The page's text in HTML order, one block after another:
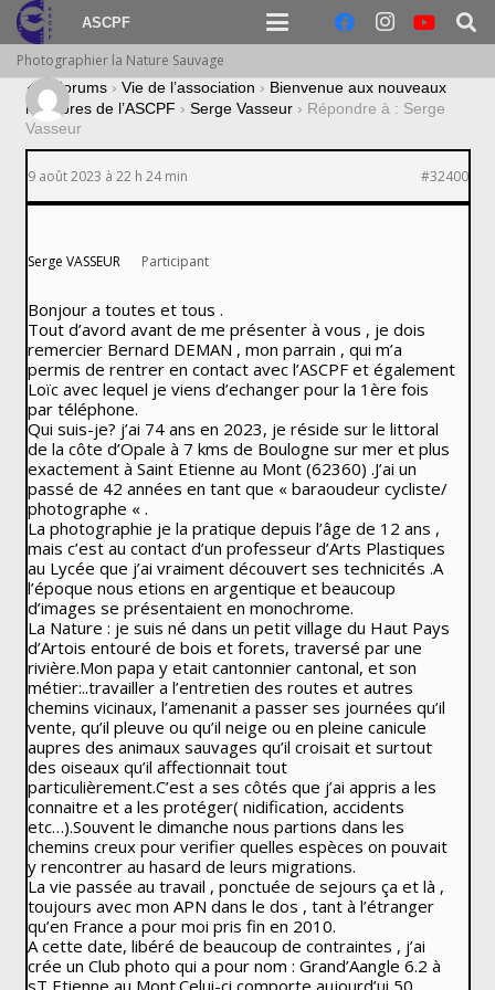
ASCPF
Photographier la Nature Sauvage
› Forums › Vie de l’association › Bienvenue aux nouveaux
membres de l’ASCPF › Serge Vasseur › Répondre à : Serge
Vasseur
9 août 2023 à 22 h 24 min #32400
Serge VASSEUR Participant
Bonjour a toutes et tous .
Tout d’avord avant de me présenter à vous , je dois
remercier Bernard DEMAN , mon parrain , qui m’a
permis de rentrer en contact avec l’ASCPF et également
Loïc avec lequel je viens d’echanger pour la 1ère fois
par téléphone.
Qui suis-je? j’ai 74 ans en 2023, je réside sur le littoral
de la côte d’Opale à 7 kms de Boulogne sur mer et plus
exactement à Saint Etienne au Mont (62360) .J’ai un
passé de 42 années en tant que « baraoudeur cycliste/
photographe « .
La photographie je la pratique depuis l’âge de 12 ans ,
mais c’est au contact d’un professeur d’Arts Plastiques
au Lycée que j’ai vraiment découvert ses technicités .A
l’époque nous etions en argentique et beaucoup
d’images se présentaient en monochrome.
La Nature : je suis né dans un petit village du Haut Pays
d’Artois entouré de bois et forets, traversé par une
rivière.Mon papa y etait cantonnier cantonal, et son
métier:..travailler a l’entretien des routes et autres
chemins vicinaux, l’amenanit a passer ses journées qu’il
vente, qu’il pleuve ou qu’il neige ou en pleine canicule
aupres des animaux sauvages qu’il croisait et surtout
des oiseaux qu’il affectionnait tout
particulièrement.C’est a ses côtés que j’ai appris a les
connaitre et a les protéger( nidification, accidents
etc…).Souvent le dimanche nous partions dans les
chemins creux pour verifier quelles espèces on pouvait
y rencontrer au hasard de leurs migrations.
La vie passée au travail , ponctuée de sejours ça et là ,
toujours avec mon APN dans le dos , tant à l’étranger
qu’en France a pour moi pris fin en 2010.
A cette date, libéré de beaucoup de contraintes , j’ai
crée un Club photo qui a pour nom : Grand’Aangle 6.2 à